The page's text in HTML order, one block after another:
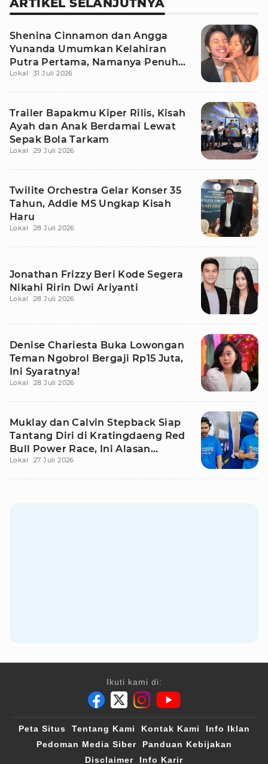
ARTIKEL SELANJUTNYA
Shenina Cinnamon dan Angga
Yunanda Umumkan Kelahiran
Putra Pertama, Namanya Penuh
Makna
Lokal 31 Juli 2026
Trailer Bapakmu Kiper Rilis, Kisah
Ayah dan Anak Berdamai Lewat
Sepak Bola Tarkam
Lokal 29 Juli 2026
Twilite Orchestra Gelar Konser 35
Tahun, Addie MS Ungkap Kisah
Haru
Lokal 28 Juli 2026
Jonathan Frizzy Beri Kode Segera
Nikahi Ririn Dwi Ariyanti
Lokal 28 Juli 2026
Denise Chariesta Buka Lowongan
Teman Ngobrol Bergaji Rp15 Juta,
Ini Syaratnya!
Lokal 28 Juli 2026
Muklay dan Calvin Stepback Siap
Tantang Diri di Kratingdaeng Red
Bull Power Race, Ini Alasan
Mereka!
Lokal 27 Juli 2026
Ikuti kami di:
Peta Situs Tentang Kami Kontak Kami
Info Iklan
Pedoman Media Siber
Panduan Kebijakan
Disclaimer
Info Karir